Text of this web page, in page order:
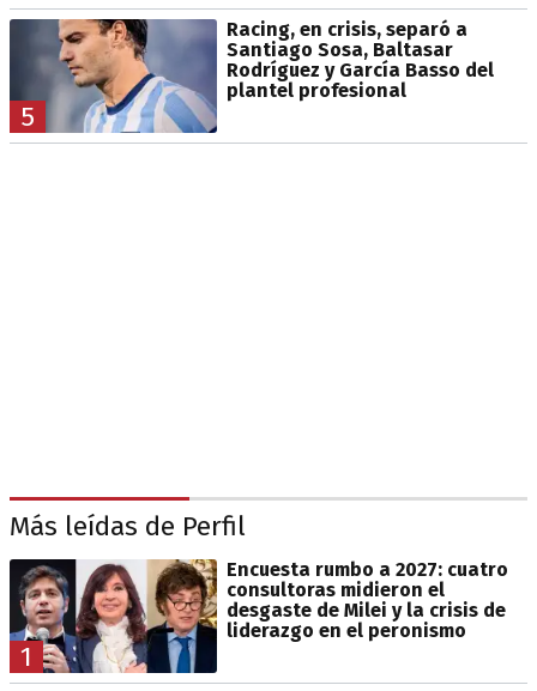
5
Racing, en crisis, separó a
Santiago Sosa, Baltasar
Rodríguez y García Basso del
plantel profesional
Más leídas de Perfil
1
Encuesta rumbo a 2027: cuatro
consultoras midieron el
desgaste de Milei y la crisis de
liderazgo en el peronismo